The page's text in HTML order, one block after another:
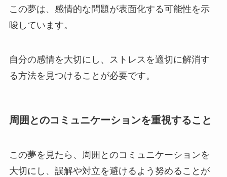
この夢は、感情的な問題が表面化する可能性を示
唆しています。
自分の感情を大切にし、ストレスを適切に解消す
る方法を見つけることが必要です。
周囲とのコミュニケーションを重視すること
この夢を見たら、周囲とのコミュニケーションを
大切にし、誤解や対立を避けるよう努めることが